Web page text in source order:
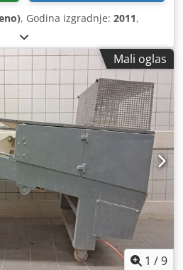
, Godina izgradnje: 2011,
Mali oglas
1 /9